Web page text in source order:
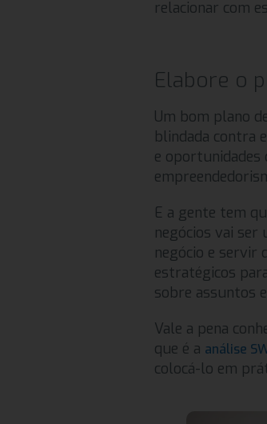
relacionar com
Elabore o
Um bom plano
blindada contra
e oportunidades
E a gente tem
negócios vai
negócio e servir
estratégicos
sobre assuntos
Vale a pena
que é a análise
colocá-lo em